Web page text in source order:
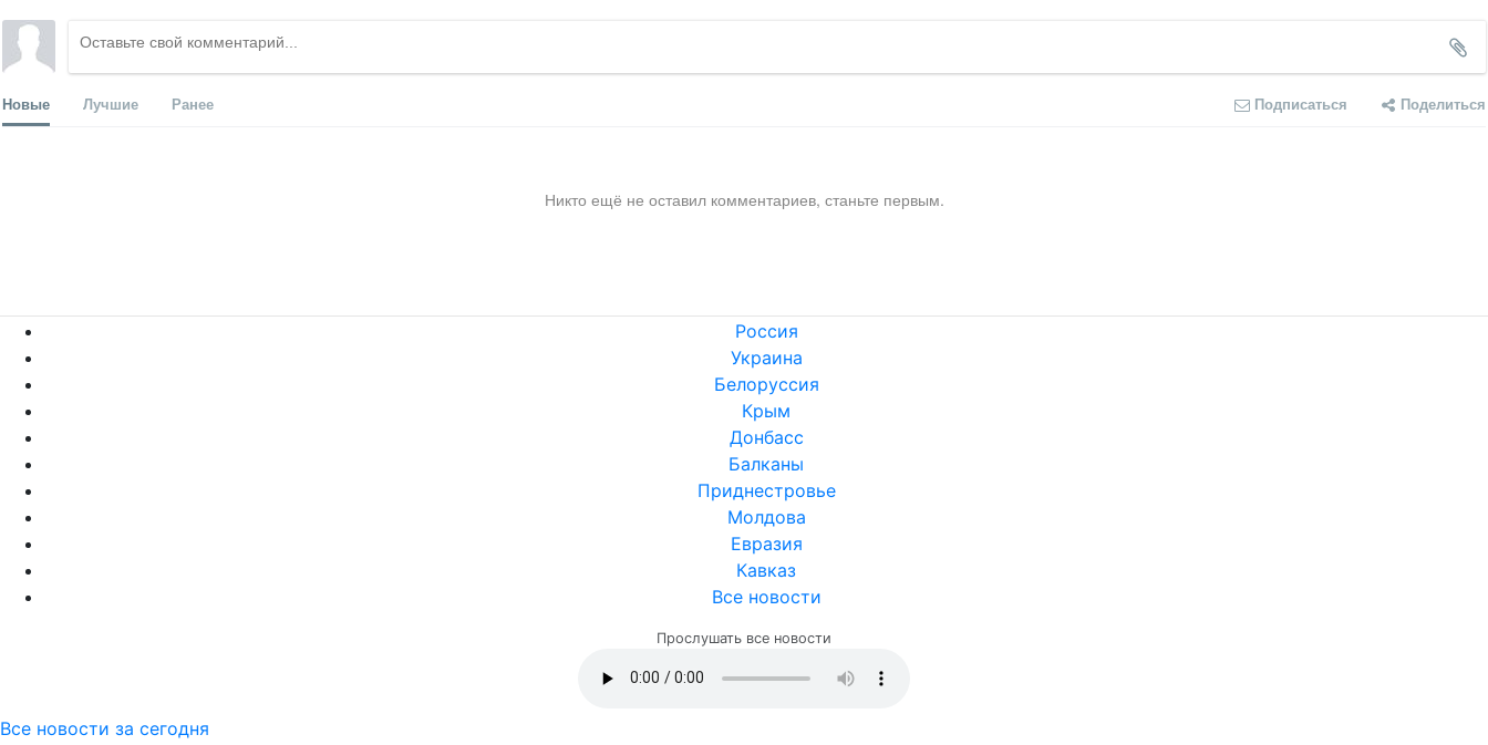
Новые Лучшие Ранее Подписаться Поделиться
Никто ещё не оставил комментариев, станьте первым.
Россия
Украина
Белоруссия
Крым
Донбасс
Балканы
Приднестровье
Молдова
Евразия
Кавказ
Все новости
Прослушать все новости
Все новости за сегодня